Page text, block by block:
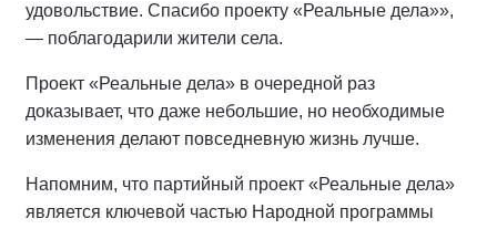
удовольствие. Спасибо проекту «Реальные дела»»,
— поблагодарили жители села.
Проект «Реальные дела» в очередной раз
доказывает, что даже небольшие, но необходимые
изменения делают повседневную жизнь лучше.
Напомним, что партийный проект «Реальные дела»
является ключевой частью Народной программы